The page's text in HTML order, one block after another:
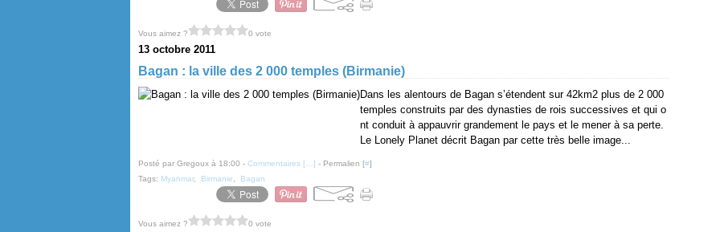
Vous aimez ? 0 vote
13 octobre 2011
Bagan : la ville des 2 000 temples (Birmanie)
Dans les alentours de Bagan s’étendent sur 42km2 plus de 2 000
temples construits par des dynasties de rois successives et qui o
nt conduit à appauvrir grandement le pays et le mener à sa perte.
Le Lonely Planet décrit Bagan par cette très belle image...
Posté par Gregoux à 18:00 - Commentaires [ ] - Permalien [#]
Tags: Myanmar, Birmanie Bagan
Vous aimez ? 0 vote